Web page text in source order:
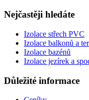
Nejčastěji hledáte
Izolace střech PVC
Izolace balkonů a
Izolace bazénů
Izolace jezírek a
Důležité informace